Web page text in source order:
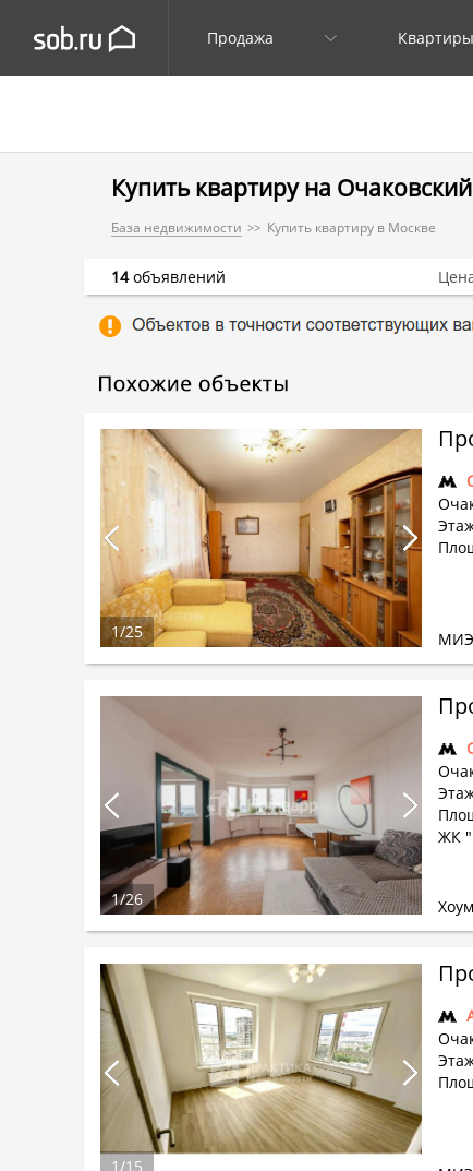
Продажа Квартиры
Купить квартиру на
База недвижимости Купить квартиру в Москве
1/25
ЖК
1/26
1/15
14объявлений